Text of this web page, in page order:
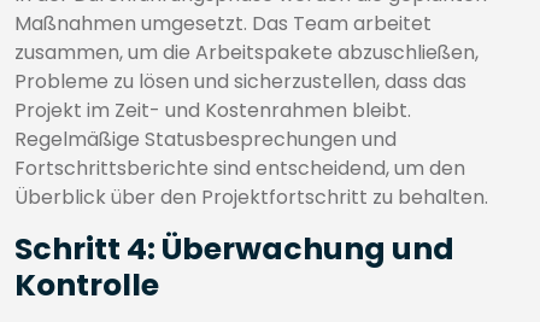
Maßnahmen umgesetzt. Das Team arbeitet
zusammen, um die Arbeitspakete abzuschließen,
Probleme zu lösen und sicherzustellen, dass das
Projekt im Zeit- und Kostenrahmen bleibt.
Regelmäßige Statusbesprechungen und
Fortschrittsberichte sind entscheidend, um den
Überblick über den Projektfortschritt zu behalten.
Schritt 4: Überwachung und
Kontrolle